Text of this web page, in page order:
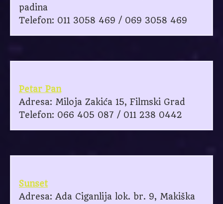
padina
Telefon: 011 3058 469 / 069 3058 469
Petar Pan
Adresa: Miloja Zakića 15, Filmski Grad
Telefon: 066 405 087 / 011 238 0442
Sunset
Adresa: Ada Ciganlija lok. br. 9, Makiška